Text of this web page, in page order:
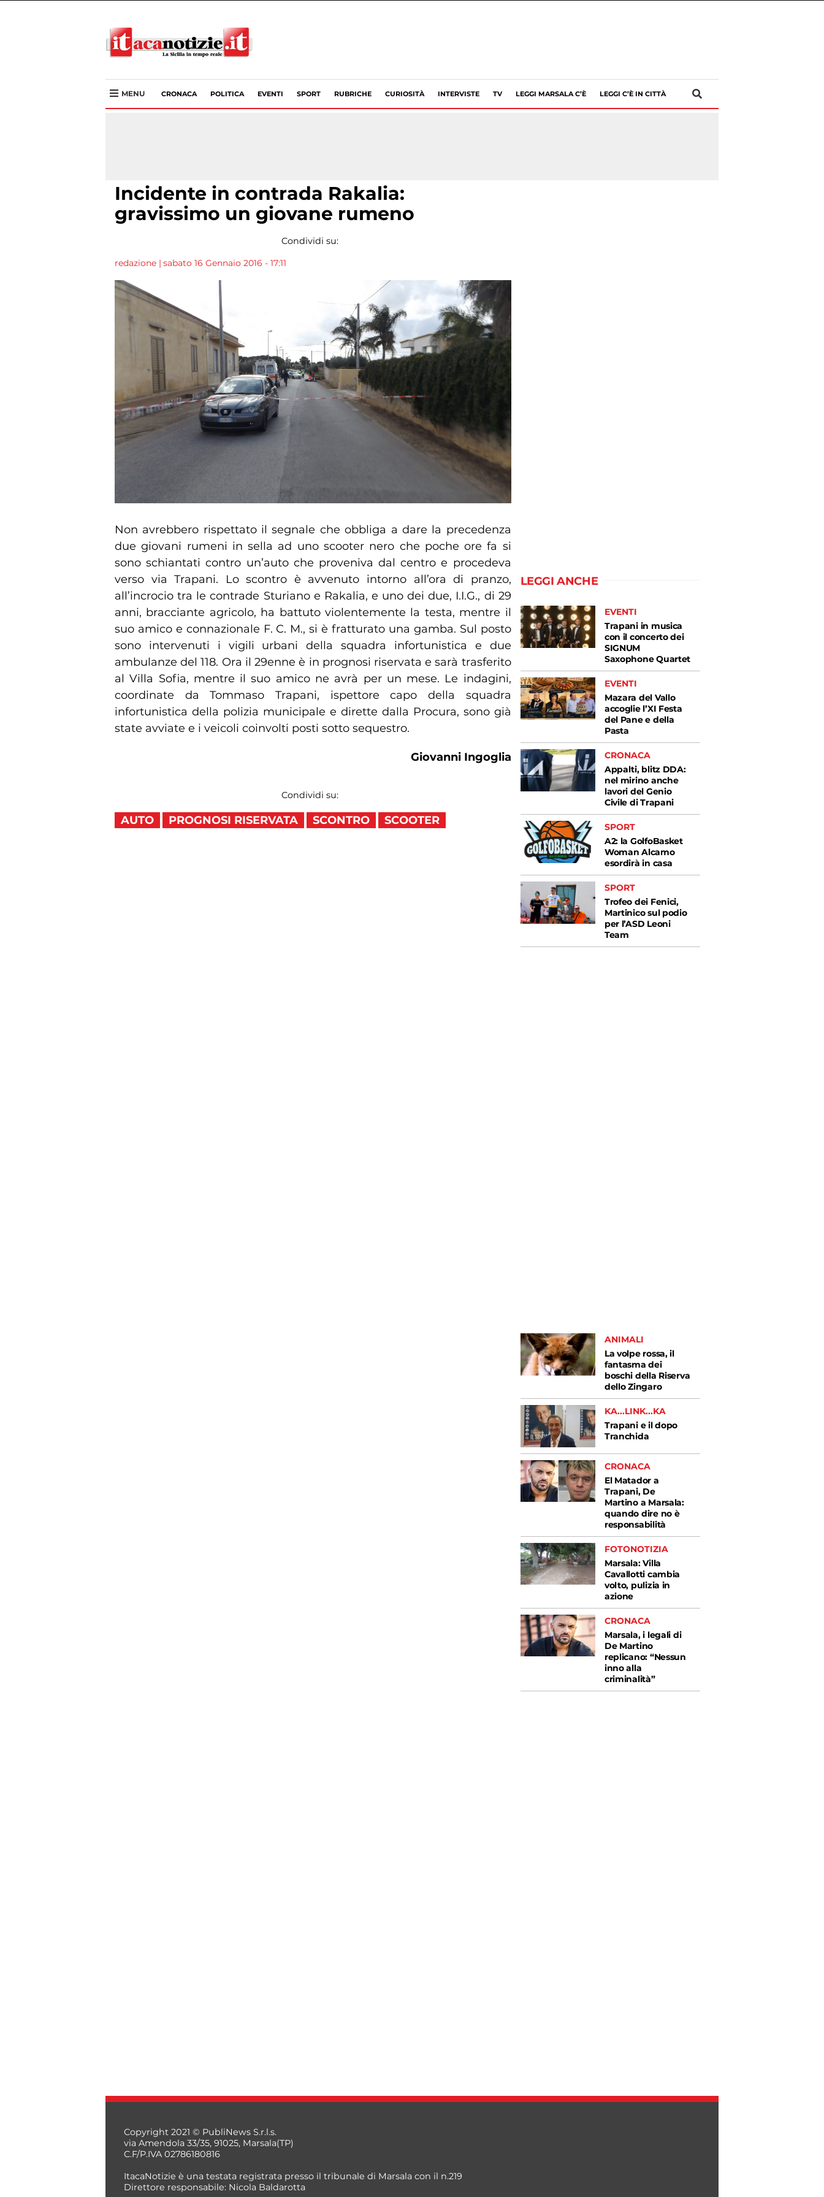
MENU CRONACA POLITICA EVENTI SPORT RUBRICHE CURIOSITÀ INTERVISTE TV LEGGI MARSALA C’È LEGGI C’È IN CITTÀ
Incidente in contrada Rakalia:
gravissimo un giovane rumeno
Condividi su:
redazione | sabato 16 Gennaio 2016 - 17:11
Non avrebbero rispettato il segnale che obbliga a dare la precedenza
due giovani rumeni in sella ad uno scooter nero che poche ore fa si
sono schiantati contro un’auto che proveniva dal centro e procedeva
verso via Trapani. Lo scontro è avvenuto intorno all’ora di pranzo,
all’incrocio tra le contrade Sturiano e Rakalia, e uno dei due, I.I.G., di 29
anni, bracciante agricolo, ha battuto violentemente la testa, mentre il
suo amico e connazionale F. C. M., si è fratturato una gamba. Sul posto
sono intervenuti i vigili urbani della squadra infortunistica e due
ambulanze del 118. Ora il 29enne è in prognosi riservata e sarà trasferito
al Villa Sofia, mentre il suo amico ne avrà per un mese. Le indagini,
coordinate da Tommaso Trapani, ispettore capo della squadra
infortunistica della polizia municipale e dirette dalla Procura, sono già
state avviate e i veicoli coinvolti posti sotto sequestro.
Giovanni Ingoglia
Condividi su:
AUTO PROGNOSI RISERVATA SCONTRO SCOOTER
LEGGI ANCHE
EVENTI
Trapani in musica
con il concerto dei
SIGNUM
Saxophone Quartet
EVENTI
Mazara del Vallo
accoglie l’XI Festa
del Pane e della
Pasta
CRONACA
Appalti, blitz DDA:
nel mirino anche
lavori del Genio
Civile di Trapani
SPORT
A2: la GolfoBasket
Woman Alcamo
esordirà in casa
SPORT
Trofeo dei Fenici,
Martinico sul podio
per l’ASD Leoni
Team
ANIMALI
La volpe rossa, il
fantasma dei
boschi della Riserva
dello Zingaro
KA...LINK...KA
Trapani e il dopo
Tranchida
CRONACA
El Matador a
Trapani, De
Martino a Marsala:
quando dire no è
responsabilità
FOTONOTIZIA
Marsala: Villa
Cavallotti cambia
volto, pulizia in
azione
CRONACA
Marsala, i legali di
De Martino
replicano: “Nessun
inno alla
criminalità”
Copyright 2021 © PubliNews S.r.l.s.
via Amendola 33/35, 91025, Marsala(TP)
C.F/P.IVA 02786180816
ItacaNotizie è una testata registrata presso il tribunale di Marsala con il n.219
Direttore responsabile: Nicola Baldarotta